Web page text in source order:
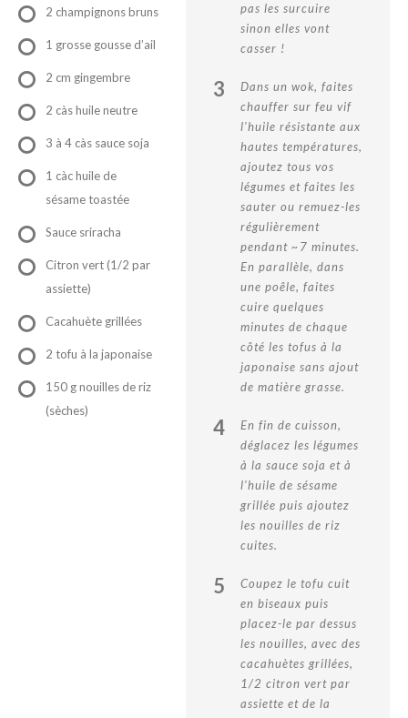
2 champignons bruns
1 grosse gousse d’ail
2 cm gingembre
2 càs huile neutre
3 à 4 càs sauce soja
1 càc huile de
sésame toastée
Sauce sriracha
Citron vert (1/2 par
assiette)
Cacahuète grillées
2 tofu à la japonaise
150 g nouilles de riz
(sèches)
pas les surcuire
sinon elles vont
casser !
3
Dans un wok, faites
chauffer sur feu vif
l'huile résistante aux
hautes températures,
ajoutez tous vos
légumes et faites les
sauter ou remuez-les
régulièrement
pendant ~7 minutes.
En parallèle, dans
une poêle, faites
cuire quelques
minutes de chaque
côté les tofus à la
japonaise sans ajout
de matière grasse.
4
En fin de cuisson,
déglacez les légumes
à la sauce soja et à
l'huile de sésame
grillée puis ajoutez
les nouilles de riz
cuites.
5
Coupez le tofu cuit
en biseaux puis
placez-le par dessus
les nouilles, avec des
cacahuètes grillées,
1/2 citron vert par
assiette et de la